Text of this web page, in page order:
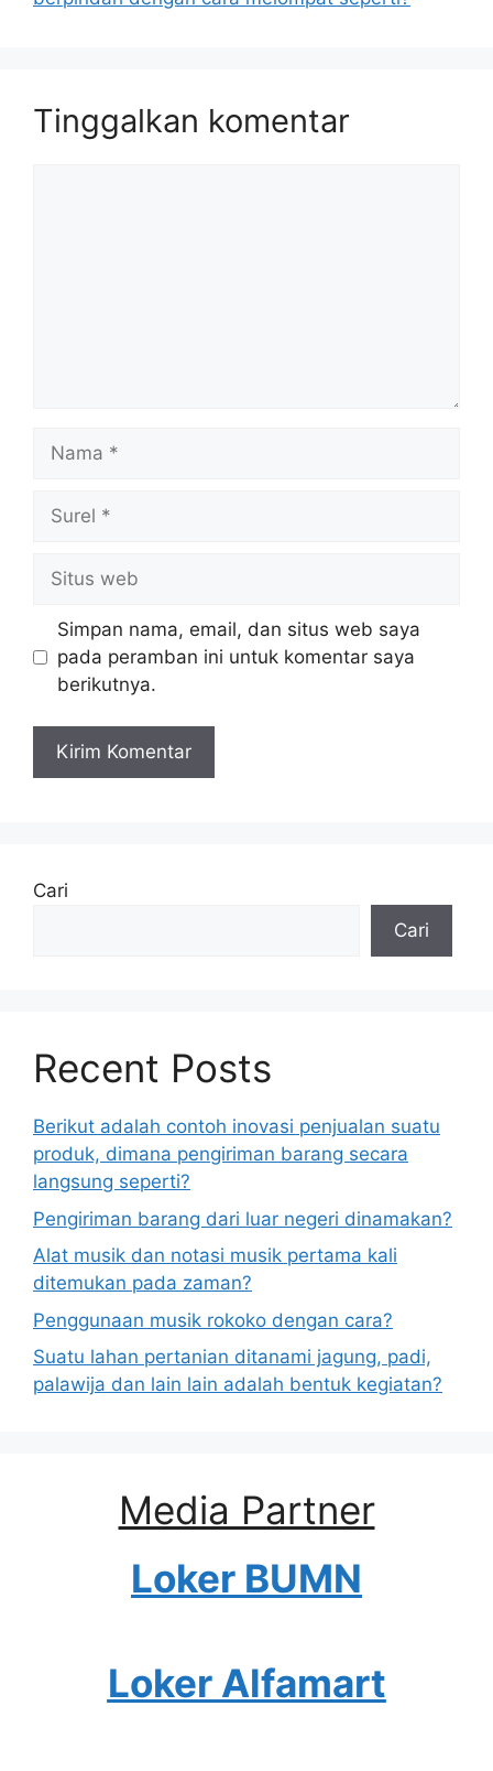
Tinggalkan komentar
web
Simpan nama, email, dan situs web saya
pada peramban ini untuk komentar saya
berikutnya.
Cari
Cari
Recent Posts
Berikut adalah contoh inovasi penjualan suatu
produk, dimana pengiriman barang secara
langsung seperti?
Pengiriman barang dari luar negeri dinamakan?
Alat musik dan notasi musik pertama kali
ditemukan pada zaman?
Penggunaan musik rokoko dengan cara?
Suatu lahan pertanian ditanami jagung, padi,
palawija dan lain lain adalah bentuk kegiatan?
Media Partner
Loker BUMN
Loker Alfamart